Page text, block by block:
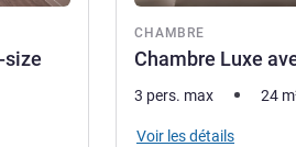
size
CHAMBRE
Chambre Luxe
3 pers. max 24
Voir les détails